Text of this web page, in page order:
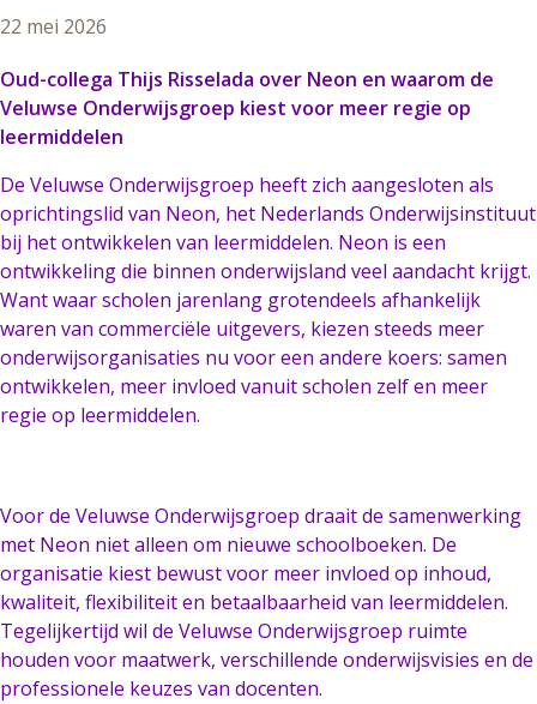
22 mei 2026
Oud-collega Thijs Risselada over Neon en waarom de
Veluwse Onderwijsgroep kiest voor meer regie op
leermiddelen
De Veluwse Onderwijsgroep heeft zich aangesloten als
oprichtingslid van Neon, het Nederlands Onderwijsinstituut
bij het ontwikkelen van leermiddelen. Neon is een
ontwikkeling die binnen onderwijsland veel aandacht krijgt.
Want waar scholen jarenlang grotendeels afhankelijk
waren van commerciële uitgevers, kiezen steeds meer
onderwijsorganisaties nu voor een andere koers: samen
ontwikkelen, meer invloed vanuit scholen zelf en meer
regie op leermiddelen.
Voor de Veluwse Onderwijsgroep draait de samenwerking
met Neon niet alleen om nieuwe schoolboeken. De
organisatie kiest bewust voor meer invloed op inhoud,
kwaliteit, flexibiliteit en betaalbaarheid van leermiddelen.
Tegelijkertijd wil de Veluwse Onderwijsgroep ruimte
houden voor maatwerk, verschillende onderwijsvisies en de
professionele keuzes van docenten.